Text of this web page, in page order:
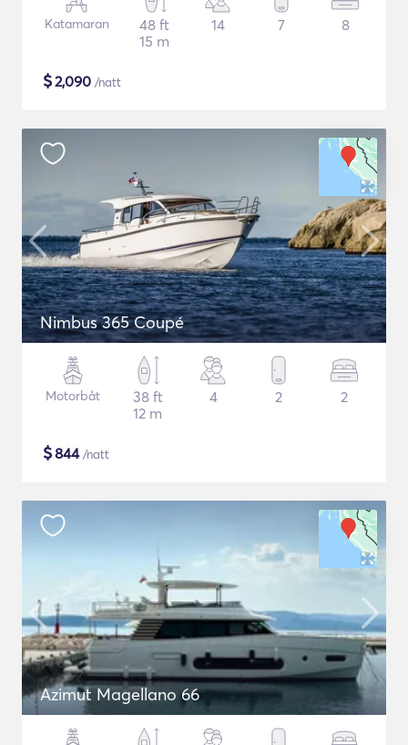
Katamaran
48 ft
15 m
14 7 8
$2,090 /natt
Nimbus 365 Coupé
Motorbåt
38 ft
12 m
4 2 2
$844/natt
Azimut Magellano 66